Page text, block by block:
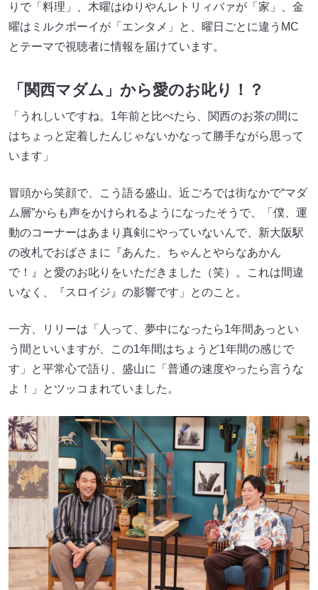
りで「料理」、木曜はゆりやんレトリィバァが「家」、金
曜はミルクボーイが「エンタメ」と、曜日ごとに違うMC
とテーマで視聴者に情報を届けています。
「関西マダム」から愛のお叱り！？
「うれしいですね。1年前と比べたら、関西のお茶の間に
はちょっと定着したんじゃないかなって勝手ながら思って
います」
冒頭から笑顔で、こう語る盛山。近ごろでは街なかで“マダ
ム層”からも声をかけられるようになったそうで、「僕、運
動のコーナーはあまり真剣にやっていないんで、新大阪駅
の改札でおばさまに『あんた、ちゃんとやらなあかん
で！』と愛のお叱りをいただきました（笑）。これは間違
いなく、『スロイジ』の影響です」とのこと。
一方、リリーは「人って、夢中になったら1年間あっとい
う間といいますが、この1年間はちょうど1年間の感じで
す」と平常心で語り、盛山に「普通の速度やったら言うな
よ！」とツッコまれていました。